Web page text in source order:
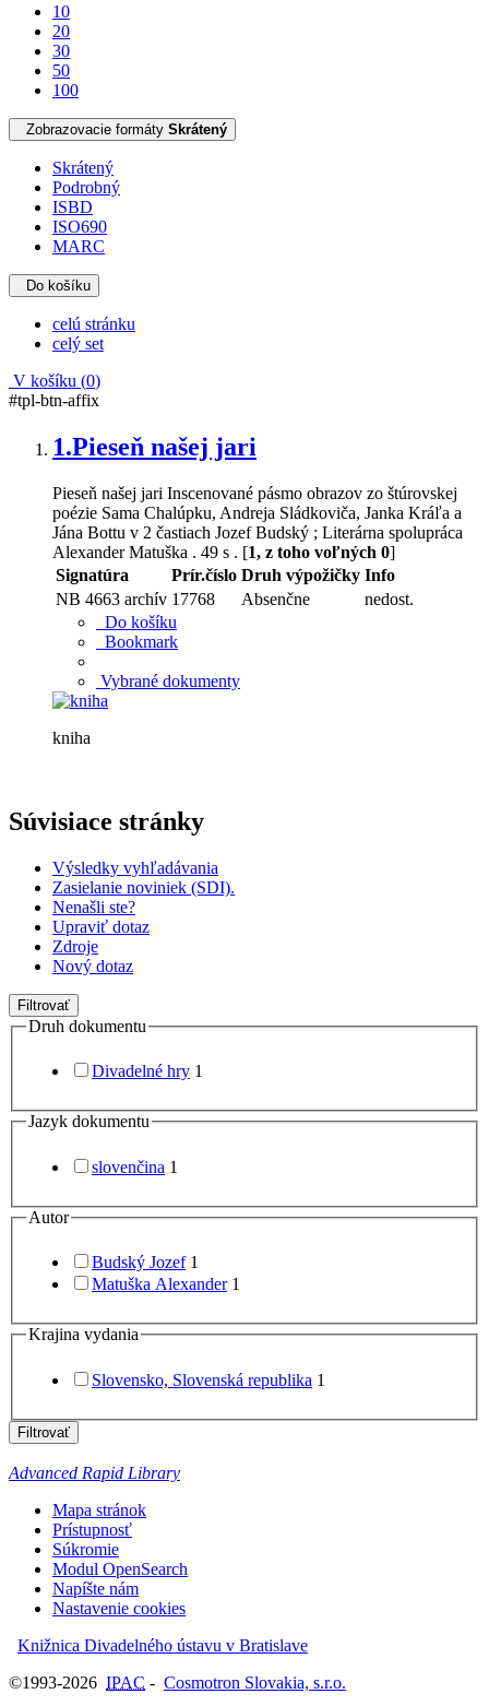
10
20
30
50
100
Zobrazovacie formáty Skrátený
Skrátený
Podrobný
ISBD
ISO690
MARC
Do košíku
celú stránku
celý set
V košíku (0)
#tpl-btn-affix
1.Pieseň našej jari
Pieseň našej jari Inscenované pásmo obrazov zo štúrovskej
poézie Sama Chalúpku, Andreja Sládkoviča, Janka Kráľa a
Jána Bottu v 2 častiach Jozef Budský ; Literárna spolupráca
Alexander Matuška . 49 s . [1, z toho voľných 0]
Signatúra
Prír.číslo Druh výpožičky Info
NB 4663 archív 17768 Absenčne
nedost.
Do košíku
Bookmark
Vybrané dokumenty
kniha
Súvisiace stránky
Výsledky vyhľadávania
Zasielanie noviniek (SDI).
Nenašli ste?
Upraviť dotaz
Zdroje
Nový dotaz
Filtrovať
Druh dokumentu
Divadelné hry 1
Jazyk dokumentu
slovenčina 1
Autor
Budský Jozef 1
Matuška Alexander 1
Krajina vydania
Slovensko, Slovenská republika 1
Filtrovať
Advanced Rapid Library
Mapa stránok
Prístupnosť
Súkromie
Modul OpenSearch
Napíšte nám
Nastavenie cookies
Knižnica Divadelného ústavu v Bratislave
©1993-2026 IPAC - Cosmotron Slovakia, s.r.o.